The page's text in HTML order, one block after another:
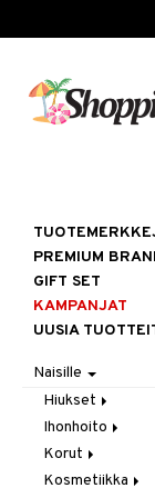
PREMIUM
GIFT SET
KAMPANJAT
UUSIA
Naisille
Hiukset
Gift Set
Harjat /
Hiuskuurit
Ihonhoito
Erikoistuotteet
Korut
Kaulakorut
Kosmetiikka